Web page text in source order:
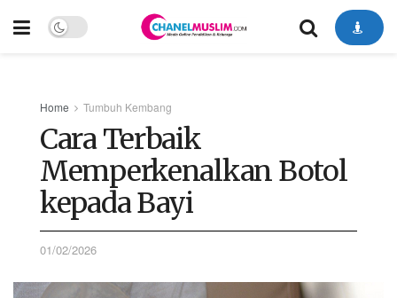
Home Tumbuh Kembang
Cara Terbaik
Memperkenalkan Botol
kepada Bayi
01/02/2026